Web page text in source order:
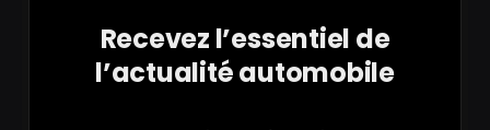
Recevez l’essentiel de
l’actualité automobile